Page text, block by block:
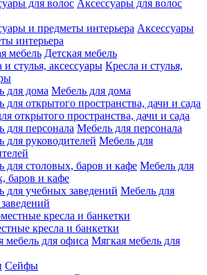
Аксессуары для волос
Аксессуары
интерьера
Детская мебель
Кресла и стулья,
Мебель для дома
открытого пространства, дачи и сада
Мебель для персонала
Мебель для
Мебель для
баров и кафе
Мебель для
кресла и банкетки
Мягкая мебель для
Сейфы